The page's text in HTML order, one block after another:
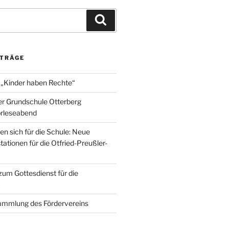
haben Rechte“
Grundschule Otterberg
sich für die Schule: Neue
für die Otfried-Preußler-
Gottesdienst für die
des Fördervereins